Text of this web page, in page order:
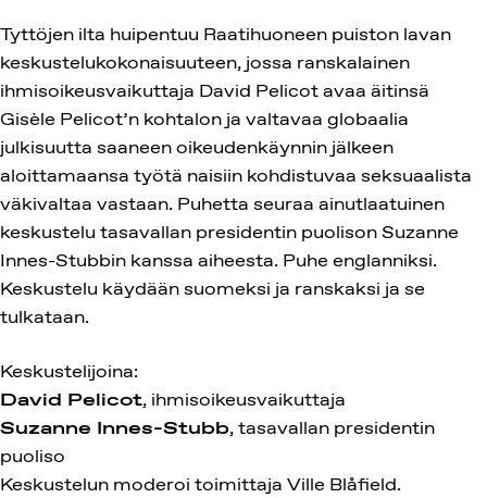
Tyttöjen ilta huipentuu Raatihuoneen puiston lavan
keskustelukokonaisuuteen, jossa ranskalainen
ihmisoikeusvaikuttaja David Pelicot avaa äitinsä
Gisèle Pelicot’n kohtalon ja valtavaa globaalia
julkisuutta saaneen oikeudenkäynnin jälkeen
aloittamaansa työtä naisiin kohdistuvaa seksuaalista
väkivaltaa vastaan. Puhetta seuraa ainutlaatuinen
keskustelu tasavallan presidentin puolison Suzanne
Innes-Stubbin kanssa aiheesta. Puhe englanniksi.
Keskustelu käydään suomeksi ja ranskaksi ja se
tulkataan.
Keskustelijoina:
David Pelicot, ihmisoikeusvaikuttaja
Suzanne Innes-Stubb, tasavallan presidentin
puoliso
Keskustelun moderoi toimittaja Ville Blåfield.